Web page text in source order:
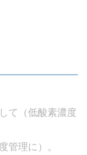
て（低酸素濃度
管理に）。